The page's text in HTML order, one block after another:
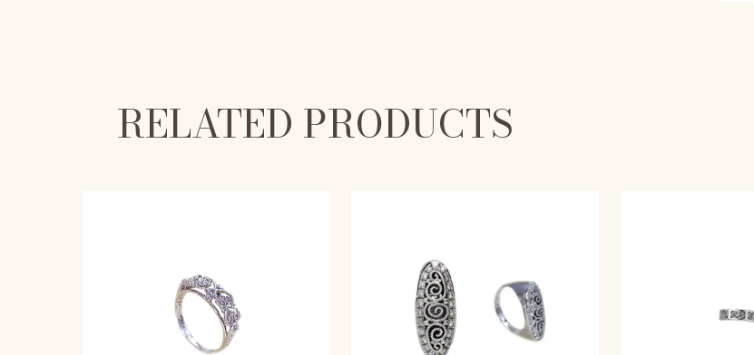
RELATED PRODUCTS